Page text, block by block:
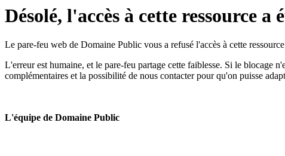
Désolé, l'accès à cette ressource a
Le pare-feu web de Domaine Public vous a refusé l'accès à cette
L'erreur est humaine, et le pare-feu partage cette faiblesse. Si le blocage
complémentaires et la possibilité de nous contacter pour qu'on puisse
L'équipe de Domaine Public